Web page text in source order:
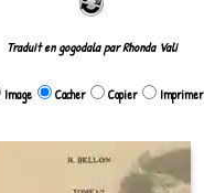
Traduit en gogodala par Rhonda Vali
Image Cacher Copier Imprimer